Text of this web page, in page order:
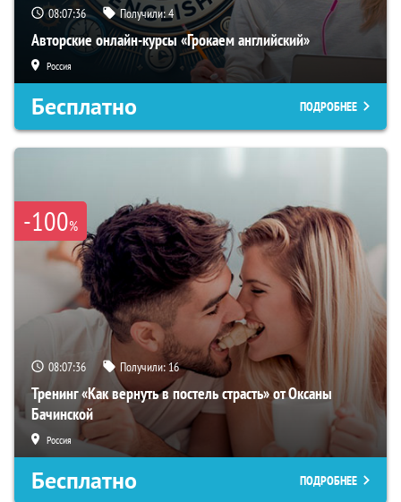
08:07:35 Получили:4
Авторские онлайн-курсы «Грокаем английский»
Россия
Бесплатно ПОДРОБНЕЕ
-100%
08:07:35 Получили:16
Тренинг «Как вернуть в постель страсть» от Оксаны
Бачинской
Россия
Бесплатно ПОДРОБНЕЕ